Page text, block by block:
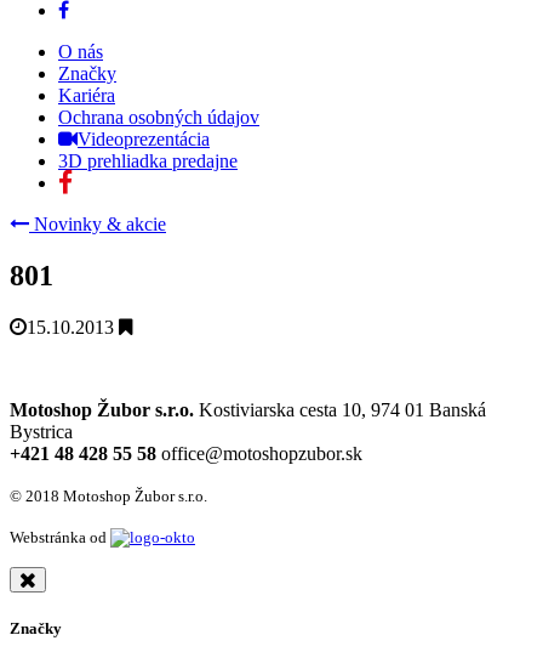
O nás
Značky
Kariéra
Ochrana osobných údajov
Videoprezentácia
3D prehliadka predajne
Novinky & akcie
801
15.10.2013
Motoshop Žubor s.r.o. Kostiviarska cesta 10, 974 01 Banská
Bystrica
+421 48 428 55 58 office@motoshopzubor.sk
© 2018 Motoshop Žubor s.r.o.
Webstránka od
Značky